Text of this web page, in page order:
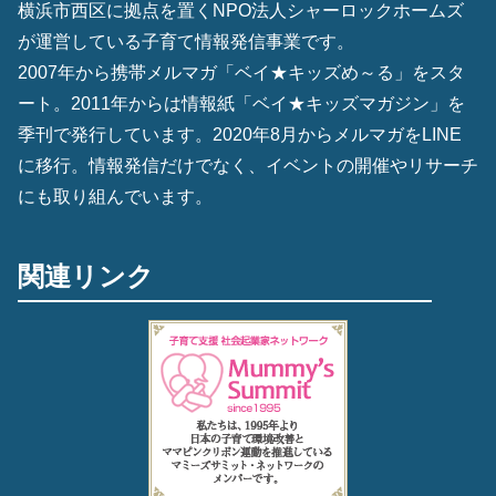
横浜市西区に拠点を置くNPO法人シャーロックホームズ
が運営している子育て情報発信事業です。
2007年から携帯メルマガ「ベイ★キッズめ～る」をスタ
ート。2011年からは情報紙「ベイ★キッズマガジン」を
季刊で発行しています。2020年8月からメルマガをLINE
に移行。情報発信だけでなく、イベントの開催やリサーチ
にも取り組んでいます。
関連リンク